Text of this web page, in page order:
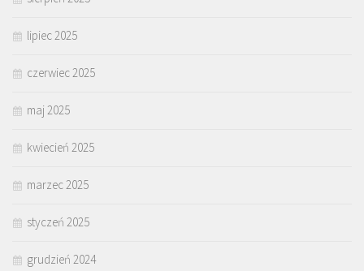
lipiec 2025
czerwiec 2025
maj 2025
kwiecień 2025
marzec 2025
styczeń 2025
grudzień 2024